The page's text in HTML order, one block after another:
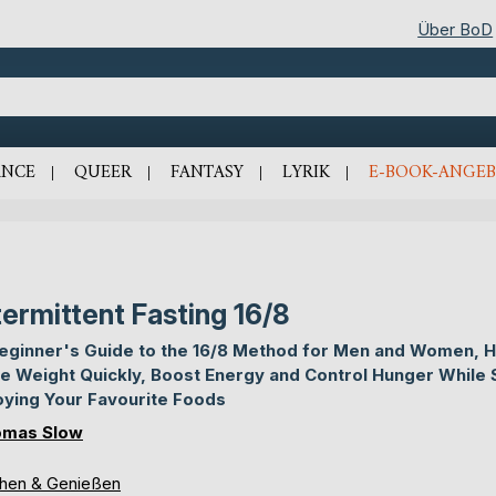
Über BoD
QUEER FANTASY LYRIK E-BOOK-
Fasting 16/8
Guide to the 16/8 Method for Men and Women,
Weight Quickly, Boost Energy and Control Hunger While
Your Favourite Foods
Slow
& Genießen